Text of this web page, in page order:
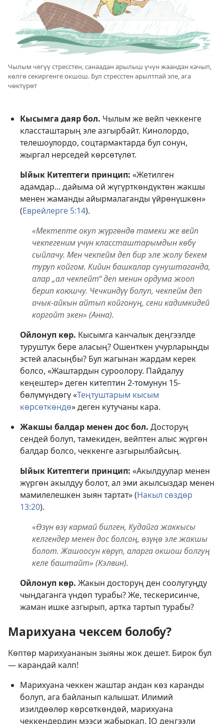
Чылым чегүү стресстен, санаадан арылыш үчүн жаандан качып,
көлгө секиргенге окшош. Бул стресстен арылтпай эле, ага
чөктүрөт
Кысымга даяр бол. Чылым же вейп чеккенге
классташтарың эле азгырбайт. Кинолордо,
телешоулордо, соцтармактарда бул сонун,
жыргал нерседей көрсөтүлөт.
Ыйык Китептеги принцип: «Жетилген
адамдар... дайыма ой жүгүрткөндүктөн жакшы
менен жаманды айырмалаганды үйрөнүшкөн»
(Еврейлерге 5:14).
«Мектепте окуп жүргөндө тамеки же вейп
чекпегеним үчүн классташтарымдын көбү
сыйлачу. Мен чекпейм деп бир эле жолу бекем
туруп койгом. Кийин башкалар сунуштаганда,
алар „ал чекпейт“ деп менин ордума жооп
берип коюшчу. Чечкиндүү болуп, чекпейм деп
ачык-айкын айтып койгонуң, сени кадимкидей
коргойт экен» (Анна).
Ойлонуп көр. Кысымга канчалык деңгээлде
туруштук бере аласың? Ошенткен учурларыңды
эстей аласыңбы? Бул жагынан жардам керек
болсо, «Жаштардын суроолору. Пайдалуу
кеңештер» деген китептин 2-томунун 15-
бөлүмүндөгү «Теңтуштарым кысым
көрсөткөндө» деген кутучаны кара.
Жакшы балдар менен дос бол. Досторуң
сендей болуп, тамекиден, вейптен алыс жүргөн
балдар болсо, чеккенге азгырылбайсың.
Ыйык Китептеги принцип: «Акылдуулар менен
жүргөн акылдуу болот, ал эми акылсыздар менен
мамилелешкен зыян тартат» (Накыл сөздөр
13:20).
«Өзүн өзү кармай билген, Кудайга жаккысы
келгендер менен дос болсоң, өзүңө эле жакшы
болот. Жашоосун көрүп, аларга окшош болгуң
келе баштайт» (Кэлвин).
Ойлонуп көр. Жакын досторуң ден соолугуңду
чыңдаганга үндөп турабы? Же, тескерисинче,
жаман ишке азгырып, артка тартып турабы?
Марихуана чексем болобу?
Көптөр марихуананын зыяны жок дешет. Бирок бул
— карандай калп!
Марихуана чеккен жаштар андан көз каранды
болуп, ага байланып калышат. Илимий
изилдөөлөр көрсөткөндөй, марихуана
чеккендердин мээси жабыркап, IQ деңгээли